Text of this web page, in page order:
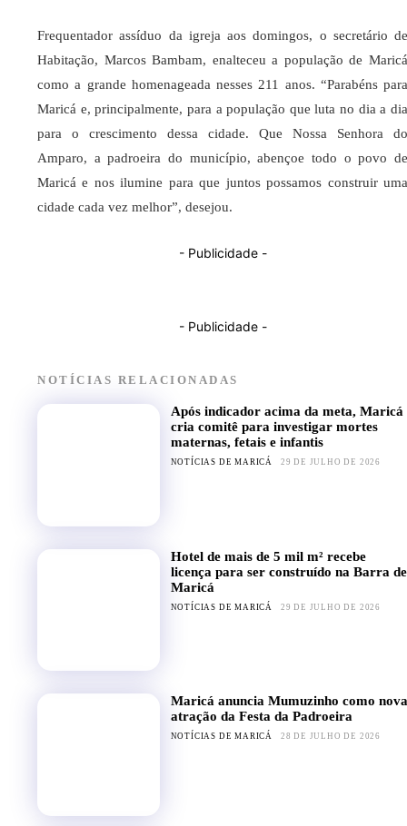
Frequentador assíduo da igreja aos domingos, o secretário de
Habitação, Marcos Bambam, enalteceu a população de Maricá
como a grande homenageada nesses 211 anos. “Parabéns para
Maricá e, principalmente, para a população que luta no dia a dia
para o crescimento dessa cidade. Que Nossa Senhora do
Amparo, a padroeira do município, abençoe todo o povo de
Maricá e nos ilumine para que juntos possamos construir uma
cidade cada vez melhor”, desejou.
- Publicidade -
- Publicidade -
NOTÍCIAS RELACIONADAS
Após indicador acima da meta, Maricá
cria comitê para investigar mortes
maternas, fetais e infantis
NOTÍCIAS DE MARICÁ 29 DE JULHO DE 2026
Hotel de mais de 5 mil m² recebe
licença para ser construído na Barra de
Maricá
NOTÍCIAS DE MARICÁ 29 DE JULHO DE 2026
Maricá anuncia Mumuzinho como nova
atração da Festa da Padroeira
NOTÍCIAS DE MARICÁ 28 DE JULHO DE 2026